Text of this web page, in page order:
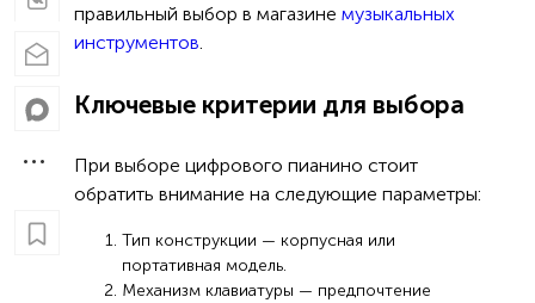
правильный выбор в магазине музыкальных
инструментов
Ключевые критерии для выбора
При выборе цифрового пианино стоит
обратить внимание на следующие параметры:
Тип конструкции — корпусная или
портативная модель.
Механизм клавиатуры — предпочтение